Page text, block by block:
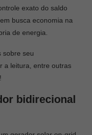
exato do saldo
busca economia na
de energia.
sobre seu
a leitura, entre outras
bidirecional